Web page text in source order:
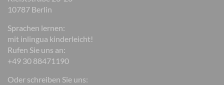
10787 Berlin
Sprachen lernen:
mit inlingua kinderleicht!
Rufen Sie uns an:
+49 30 88471190
Oder schreiben Sie uns: